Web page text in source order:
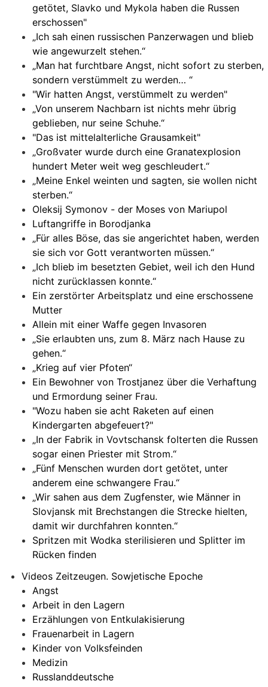
getötet, Slavko und Mykola haben die Russen
erschossen"
„Ich sah einen russischen Panzerwagen und blieb
wie angewurzelt stehen.“
„Man hat furchtbare Angst, nicht sofort zu sterben,
sondern verstümmelt zu werden… “
"Wir hatten Angst, verstümmelt zu werden"
„Von unserem Nachbarn ist nichts mehr übrig
geblieben, nur seine Schuhe.“
"Das ist mittelalterliche Grausamkeit"
„Großvater wurde durch eine Granatexplosion
hundert Meter weit weg geschleudert.“
„Meine Enkel weinten und sagten, sie wollen nicht
sterben.“
Oleksij Symonov - der Moses von Mariupol
Luftangriffe in Borodjanka
„Für alles Böse, das sie angerichtet haben, werden
sie sich vor Gott verantworten müssen.“
„Ich blieb im besetzten Gebiet, weil ich den Hund
nicht zurücklassen konnte.“
Ein zerstörter Arbeitsplatz und eine erschossene
Mutter
Allein mit einer Waffe gegen Invasoren
„Sie erlaubten uns, zum 8. März nach Hause zu
gehen.“
„Krieg auf vier Pfoten“
Ein Bewohner von Trostjanez über die Verhaftung
und Ermordung seiner Frau.
"Wozu haben sie acht Raketen auf einen
Kindergarten abgefeuert?"
„In der Fabrik in Vovtschansk folterten die Russen
sogar einen Priester mit Strom.“
„Fünf Menschen wurden dort getötet, unter
anderem eine schwangere Frau.“
„Wir sahen aus dem Zugfenster, wie Männer in
Slovjansk mit Brechstangen die Strecke hielten,
damit wir durchfahren konnten.“
Spritzen mit Wodka sterilisieren und Splitter im
Rücken finden
Videos Zeitzeugen. Sowjetische Epoche
Angst
Arbeit in den Lagern
Erzählungen von Entkulakisierung
Frauenarbeit in Lagern
Kinder von Volksfeinden
Medizin
Russlanddeutsche